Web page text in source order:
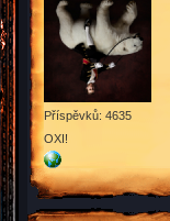
Příspěvků: 4635
OXI!